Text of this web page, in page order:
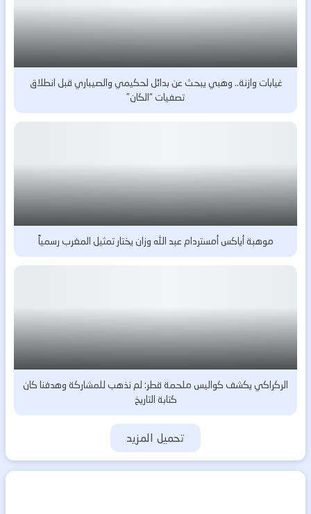
غيابات وازنة.. وهبي يبحث عن بدائل لحكيمي والصيباري قبل انطلاق
تصفيات “الكان”
موهبة أياكس أمستردام عبد الله وزان يختار تمثيل المغرب رسمياً
الركراكي يكشف كواليس ملحمة قطر: لم نذهب للمشاركة وهدفنا كان
كتابة التاريخ
تحميل المزيد